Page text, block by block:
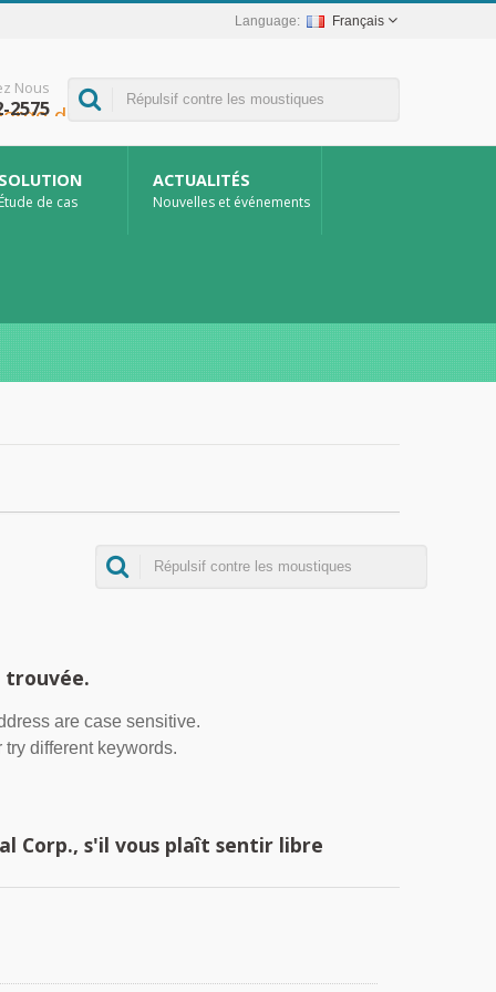
Français
Nous
2575
SOLUTION
Étude de cas
ACTUALITÉS
Nouvelles et événements
trouvée.
are case sensitive.
different keywords.
Corp., s'il vous plaît sentir libre